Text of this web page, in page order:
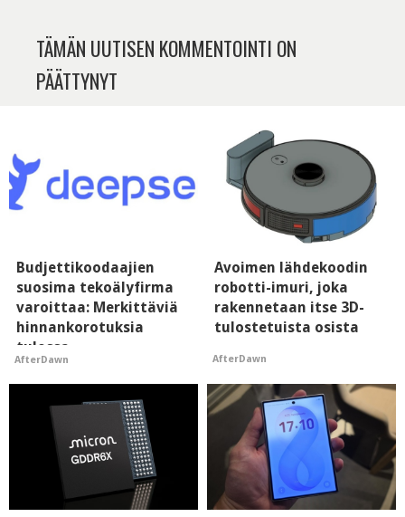
TÄMÄN UUTISEN KOMMENTOINTI ON
PÄÄTTYNYT
Budjettikoodaajien
suosima tekoälyfirma
varoittaa: Merkittäviä
hinnankorotuksia
tulossa
AfterDawn
Avoimen lähdekoodin
robotti-imuri, joka
rakennetaan itse 3D-
tulostetuista osista
AfterDawn